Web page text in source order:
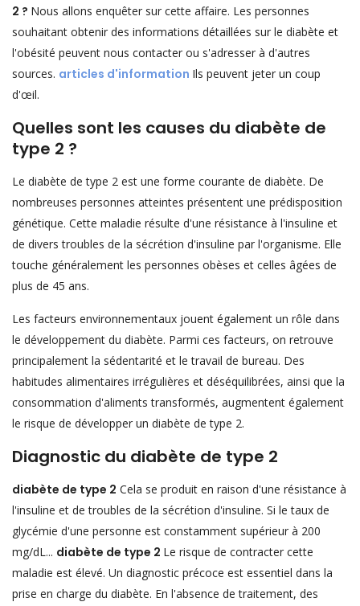
2 ? Nous allons enquêter sur cette affaire. Les personnes
souhaitant obtenir des informations détaillées sur le diabète et
l'obésité peuvent nous contacter ou s'adresser à d'autres
sources. articles d'information Ils peuvent jeter un coup
d'œil.
Quelles sont les causes du diabète de
type 2 ?
Le diabète de type 2 est une forme courante de diabète. De
nombreuses personnes atteintes présentent une prédisposition
génétique. Cette maladie résulte d'une résistance à l'insuline et
de divers troubles de la sécrétion d'insuline par l'organisme. Elle
touche généralement les personnes obèses et celles âgées de
plus de 45 ans.
Les facteurs environnementaux jouent également un rôle dans
le développement du diabète. Parmi ces facteurs, on retrouve
principalement la sédentarité et le travail de bureau. Des
habitudes alimentaires irrégulières et déséquilibrées, ainsi que la
consommation d'aliments transformés, augmentent également
le risque de développer un diabète de type 2.
Diagnostic du diabète de type 2
diabète de type 2 Cela se produit en raison d'une résistance à
l'insuline et de troubles de la sécrétion d'insuline. Si le taux de
glycémie d'une personne est constamment supérieur à 200
mg/dL... diabète de type 2 Le risque de contracter cette
maladie est élevé. Un diagnostic précoce est essentiel dans la
prise en charge du diabète. En l'absence de traitement, des